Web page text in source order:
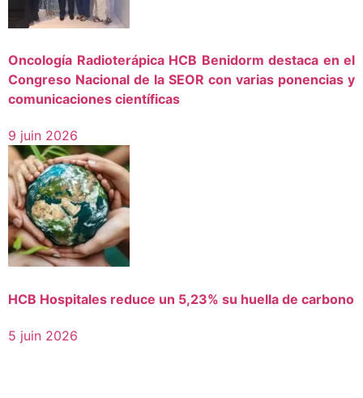
Oncología Radioterápica HCB Benidorm destaca en el
Congreso Nacional de la SEOR con varias ponencias y
comunicaciones científicas
9 juin 2026
HCB Hospitales reduce un 5,23% su huella de carbono
5 juin 2026